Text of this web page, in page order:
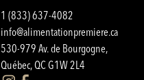
1 (833) 637-4082
info@alimentationpremiere.ca
530-979 Av. de Bourgogne,
Québec, QC G1W 2L4